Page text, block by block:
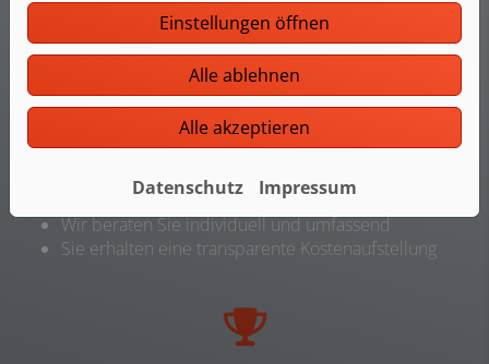
Unser Angebot für Sie
Individuelle Planung und Beratung
Ihr Bad, geplant basierend auf Ihren Wünschen und
Wir beraten Sie individuell und umfassend
Sie erhalten eine transparente Kostenaufstellung
Einstellungen öffnen
Alle ablehnen
Alle akzeptieren
Datenschutz Impressum